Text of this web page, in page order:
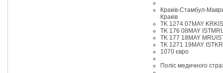
Краків-Стамбул-
Краків
TK 1274 07MAY
ТK 176 08MAY
TK 177 18MAY
TK 1271 19MAY
1070 євро
Поліс медичного